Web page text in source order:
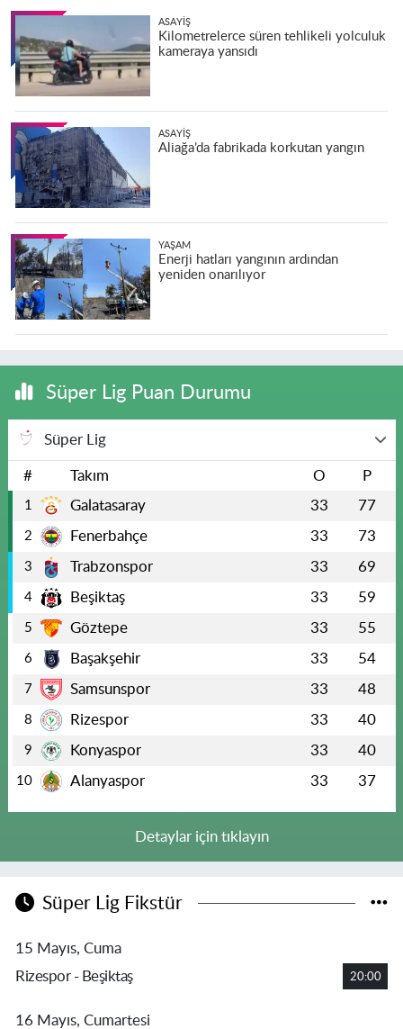
ASAYIŞ
Kilometrelerce süren tehlikeli yolculuk
kameraya yansıdı
ASAYIŞ
Aliağa’da fabrikada korkutan yangın
YAŞAM
Enerji hatları yangının ardından
yeniden onarılıyor
Süper Lig Puan Durumu
Süper Lig
# Takım O P
1 Galatasaray 33 77
2 Fenerbahçe 33 73
3 Trabzonspor 33 69
4 Beşiktaş 33 59
5 Göztepe 33 55
6 Başakşehir 33 54
7 Samsunspor 33 48
8 Rizespor 33 40
9 Konyaspor 33 40
10 Alanyaspor 33 37
Detaylar için tıklayın
Süper Lig Fikstür
15 Mayıs, Cuma
Rizespor - Beşiktaş
20:00
16 Mayıs, Cumartesi